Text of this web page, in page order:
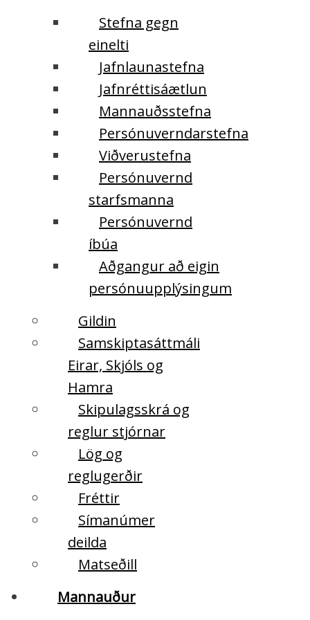
Stefna gegn
einelti
Jafnlaunastefna
Jafnréttisáætlun
Mannauðsstefna
Persónuverndarstefna
Viðverustefna
Persónuvernd
starfsmanna
Persónuvernd
íbúa
Aðgangur að eigin
persónuupplýsingum
Gildin
Samskiptasáttmáli
Eirar, Skjóls og
Hamra
Skipulagsskrá og
reglur stjórnar
Lög og
reglugerðir
Fréttir
Símanúmer
deilda
Matseðill
Mannauður